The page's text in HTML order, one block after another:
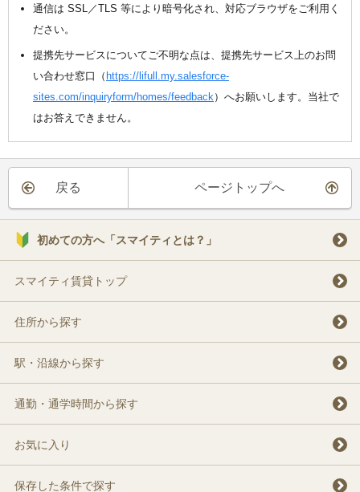
通信は SSL／TLS 等により暗号化され、対応ブラウザをご利用く
ださい。
提携先サービスについてご不明な点は、提携先サービス上のお問
い合わせ窓口（ https://lifull.my.salesforce-
sites.com/inquiryform/homes/feedback ）へお願いします。当社で
はお答えできません。
戻る ページトップへ
初めての方へ「スマイティとは？」
スマイティ賃貸トップ
住所から探す
駅・沿線から探す
通勤・通学時間から探す
お気に入り
保存した条件で探す